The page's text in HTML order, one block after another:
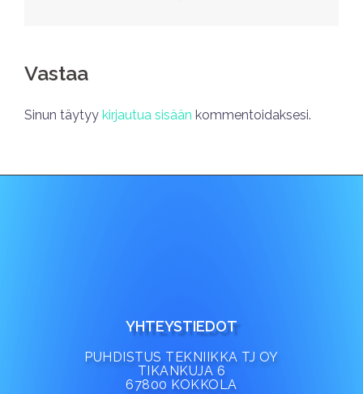
Vastaa
Sinun täytyy kirjautua sisään kommentoidaksesi.
YHTEYSTIEDOT
PUHDISTUS TEKNIIKKA TJ OY
TIKANKUJA 6
67800 KOKKOLA